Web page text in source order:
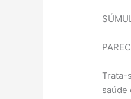
Trata-
saúde